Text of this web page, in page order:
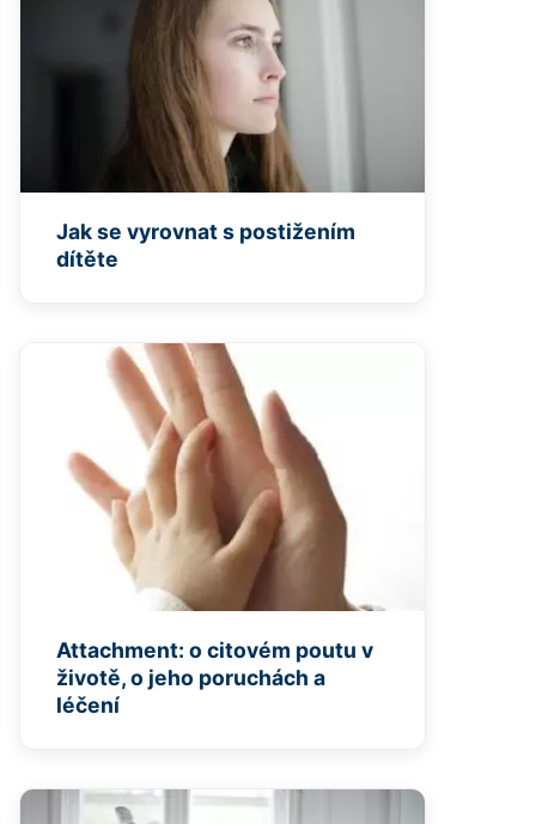
Jak se vyrovnat s postižením
dítěte
Attachment: o citovém poutu v
životě, o jeho poruchách a
léčení